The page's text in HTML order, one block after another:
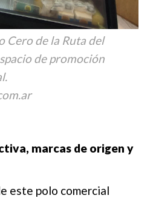
Cero de la Ruta del
de promoción
marcas de origen y
este polo comercial